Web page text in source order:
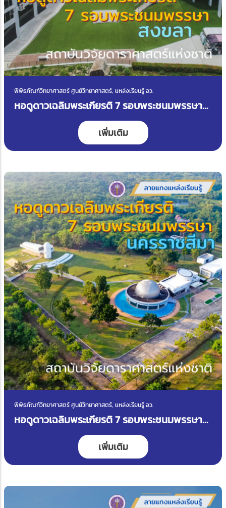
พิพิธภัณฑ์วิทยาศาสตร์ ศูนย์วิทยาศาสตร์, แหล่งเรียนรู้ อว.
หอดูดาวเฉลิมพระเกียรติ 7 รอบพระชนมพรรษา
เพิ่มเติม
พิพิธภัณฑ์วิทยาศาสตร์ ศูนย์วิทยาศาสตร์, แหล่งเรียนรู้ อว.
หอดูดาวเฉลิมพระเกียรติ 7 รอบพระชนมพรรษา
เพิ่มเติม